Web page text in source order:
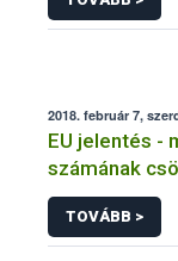
2018. február 7,
EU jelentés -
számának
TOVÁBB >